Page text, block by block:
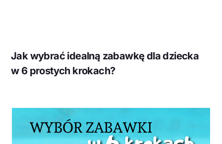
Jak wybrać idealną zabawkę dla dziecka
w 6 prostych krokach?